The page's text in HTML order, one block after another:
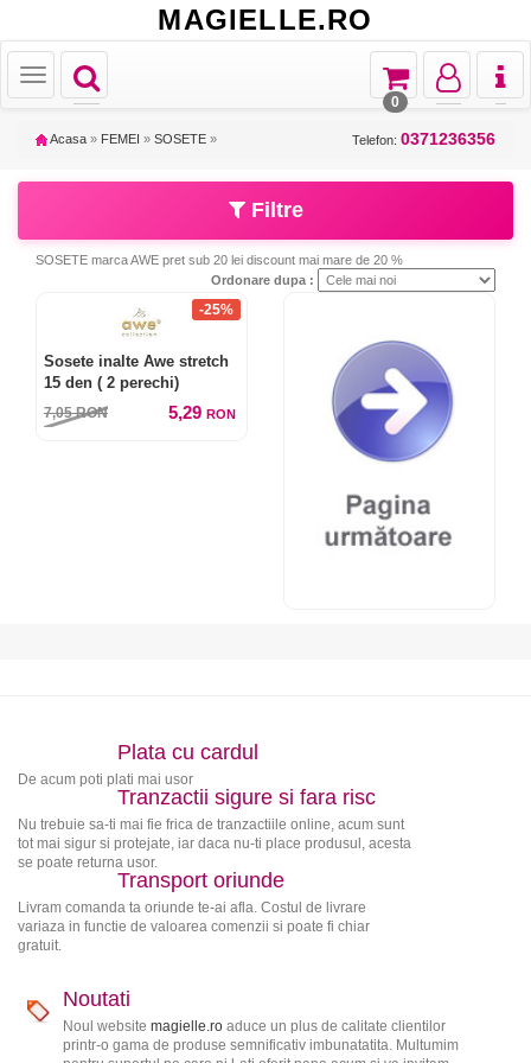
MAGIELLE.RO
Toggle
navigation
Toggle
Toggle
navigation
Toggle
navigation
Toggle
navigation
0
Acasa » FEMEI » SOSETE » Telefon: 0371236356
Filtre
SOSETE marca AWE pret sub 20 lei discount mai mare de 20 %
Ordonare dupa :
-25%
Sosete inalte Awe stretch
15 den ( 2 perechi)
7,05RON 5,29 RON
Plata cu cardul
De acum poti plati mai usor
Tranzactii sigure si fara risc
Nu trebuie sa-ti mai fie frica de tranzactiile online, acum sunt
tot mai sigur si protejate, iar daca nu-ti place produsul, acesta
se poate returna usor.
Transport oriunde
Livram comanda ta oriunde te-ai afla. Costul de livrare
variaza in functie de valoarea comenzii si poate fi chiar
gratuit.
Noutati
Noul website magielle.roaduce un plus de calitate clientilor
printr-o gama de produse semnificativ imbunatatita. Multumim